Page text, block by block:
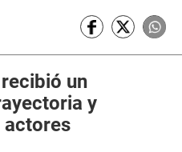
un
y
actores